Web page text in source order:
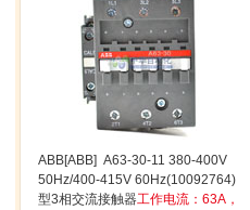
ABB[ABB] A63-30-11 380-400V
50Hz/400-415V 60Hz(10092764)
型3相交流接触器工作电流：63A，